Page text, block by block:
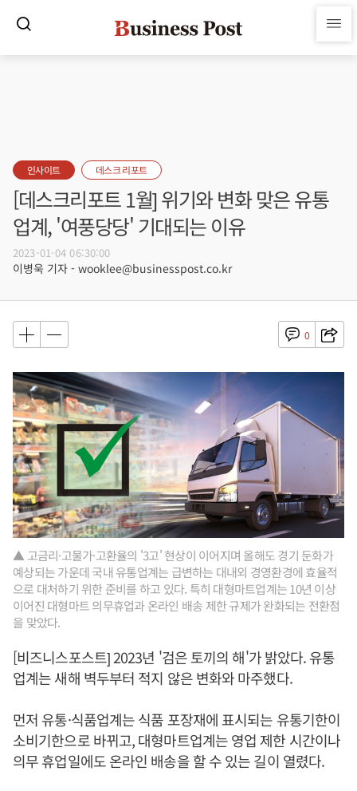
인사이트 데스크 리포트
[데스크리포트 1월] 위기와 변화 맞은 유통
업계, '여풍당당' 기대되는 이유
2023-01-04 06:30:00
이병욱 기자 - wooklee@businesspost.co.kr
0
▲ 고금리·고물가·고환율의 '3고' 현상이 이어지며 올해도 경기 둔화가
예상되는 가운데 국내 유통업계는 급변하는 대내외 경영환경에 효율적
으로 대처하기 위한 준비를 하고 있다. 특히 대형마트업계는 10년 이상
이어진 대형마트 의무휴업과 온라인 배송 제한 규제가 완화되는 전환점
을 맞았다.
[비즈니스포스트] 2023년 '검은 토끼의 해'가 밝았다. 유통
업계는 새해 벽두부터 적지 않은 변화와 마주했다.
먼저 유통·식품업계는 식품 포장재에 표시되는 유통기한이
소비기한으로 바뀌고, 대형마트업계는 영업 제한 시간이나
의무 휴업일에도 온라인 배송을 할 수 있는 길이 열렸다.